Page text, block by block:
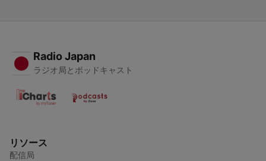
Radio Japan
ラジオ局とポッドキャスト
リソース
配信局